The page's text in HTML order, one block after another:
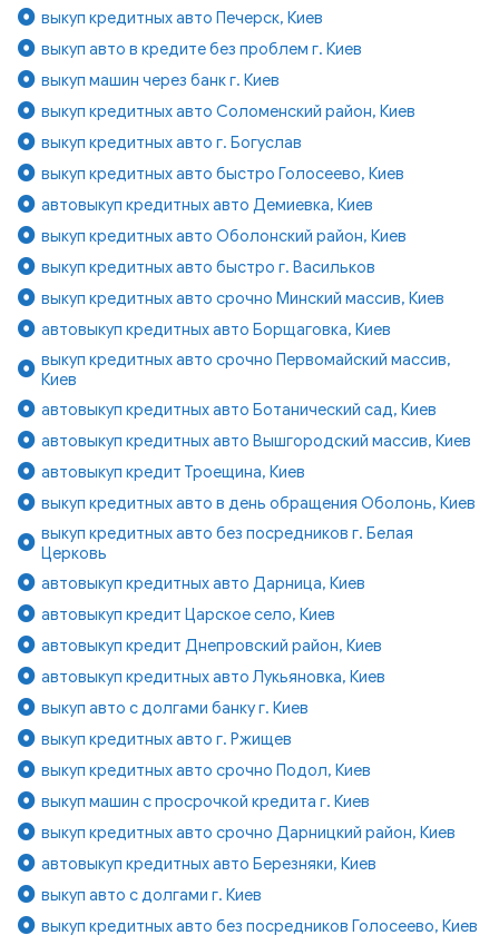
выкуп кредитных авто Печерск, Киев
выкуп авто в кредите без проблем г. Киев
выкуп машин через банк г. Киев
выкуп кредитных авто Соломенский район, Киев
выкуп кредитных авто г. Богуслав
выкуп кредитных авто быстро Голосеево, Киев
автовыкуп кредитных авто Демиевка, Киев
выкуп кредитных авто Оболонский район, Киев
выкуп кредитных авто быстро г. Васильков
выкуп кредитных авто срочно Минский массив, Киев
автовыкуп кредитных авто Борщаговка, Киев
выкуп кредитных авто срочно Первомайский массив,
Киев
автовыкуп кредитных авто Ботанический сад, Киев
автовыкуп кредитных авто Вышгородский массив, Киев
автовыкуп кредит Троещина, Киев
выкуп кредитных авто в день обращения Оболонь, Киев
выкуп кредитных авто без посредников г. Белая
Церковь
автовыкуп кредитных авто Дарница, Киев
автовыкуп кредит Царское село, Киев
автовыкуп кредит Днепровский район, Киев
автовыкуп кредитных авто Лукьяновка, Киев
выкуп авто с долгами банку г. Киев
выкуп кредитных авто г. Ржищев
выкуп кредитных авто срочно Подол, Киев
выкуп машин с просрочкой кредита г. Киев
выкуп кредитных авто срочно Дарницкий район, Киев
автовыкуп кредитных авто Березняки, Киев
выкуп авто с долгами г. Киев
выкуп кредитных авто без посредников Голосеево, Киев